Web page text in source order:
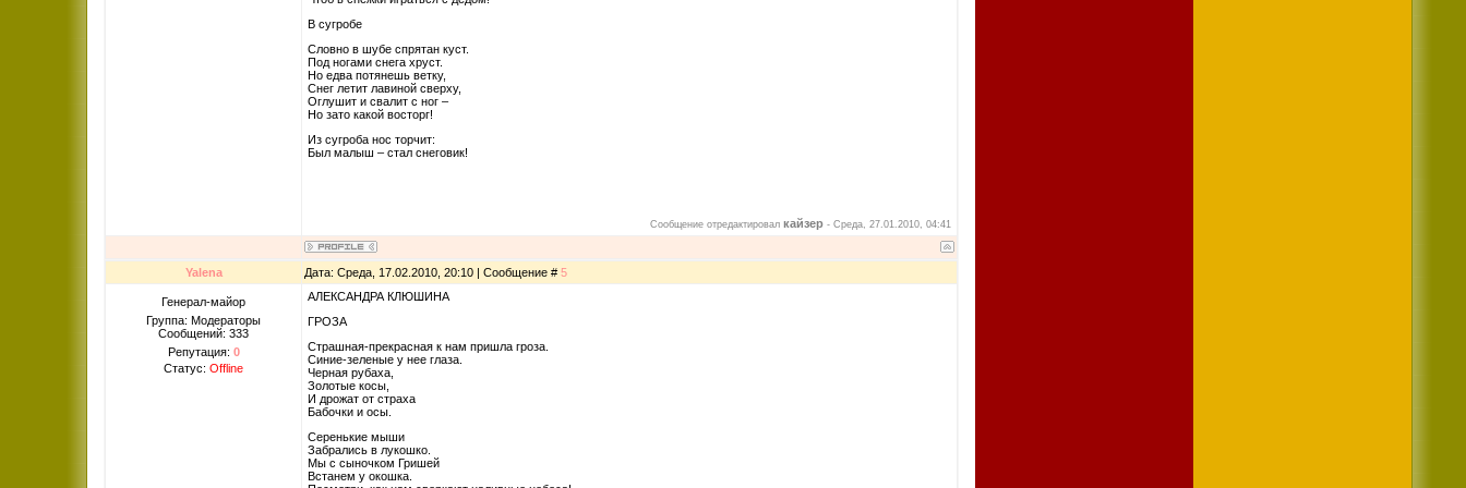
В сугробе
Словно в шубе спрятан куст.
Под ногами снега хруст.
Но едва потянешь ветку,
Снег летит лавиной сверху,
Оглушит и свалит с ног –
Но зато какой восторг!
Из сугроба нос торчит:
Был малыш – стал снеговик!
Сообщение отредактировал кайзер - Среда, 27.01.2010, 04:41
Yalena Дата: Среда, 17.02.2010, 20:10 | Сообщение # 5
Генерал-майор
Группа: Модераторы
Сообщений: 333
Репутация: 0
Статус: Offline
АЛЕКСАНДРА КЛЮШИНА
ГРОЗА
Страшная-прекрасная к нам пришла гроза.
Синие-зеленые у нее глаза.
Черная рубаха,
Золотые косы,
И дрожат от страха
Бабочки и осы.
Серенькие мыши
Забрались в лукошко.
Мы с сыночком Гришей
Встанем у окошка.